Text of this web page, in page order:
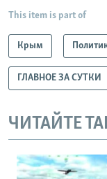
This item is part of
Крым
ГЛАВНОЕ ЗА СУТКИ
ЧИТАЙТЕ